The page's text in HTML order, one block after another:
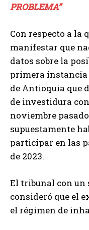
PROBLEMA”
Con respecto a la
manifestar que
datos sobre la
primera
de Antioquia que
de investidura
noviembre
supuestamente
participar en las
de 2023.
El tribunal con un
consideró que el
el régimen de